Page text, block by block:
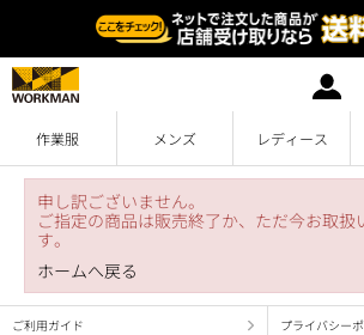
作業服 メンズ レディース
申し訳ございません。
ご指定の商品は販売終了か、ただ今お取扱
す。
ホームへ戻る
ご利用ガイド プライバシー